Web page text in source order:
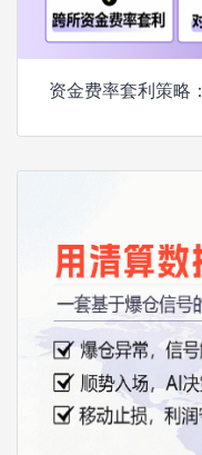
资金费率套利策略